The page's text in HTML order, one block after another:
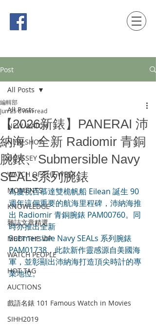
Post
All Posts
NEW WATCH
NEW SHOP
ODYSSEY
WATCH OF THE WEEK
MOMENTS
KNOWLEDGE
雜誌文章精選
MEET THE VIP
WATCH PEOPLE
HOT TAG
AUCTIONS
戲語名錶 101 Famous Watch in Movies
SIHH2019
All Posts
【2026新錶】PANERAI 沛
納海｜全新 Radiomir 青銅
腕錶、Submersible Navy
SEALs系列腕錶
編輯部
Jun 25 8 min read
為慶祝百慕達雙桅帆船 Eilean 誕生 90
週年這個重要的航海里程碑，沛納海推
出 Radiomir 青銅腕錶 PAM00760。同
時亦推出全新
Submersible Navy SEALs 系列腕錶
PAM01738，此款新作靈感源自美國海
軍，並彰顯出沛納海打造頂尖時計的專
業地位。